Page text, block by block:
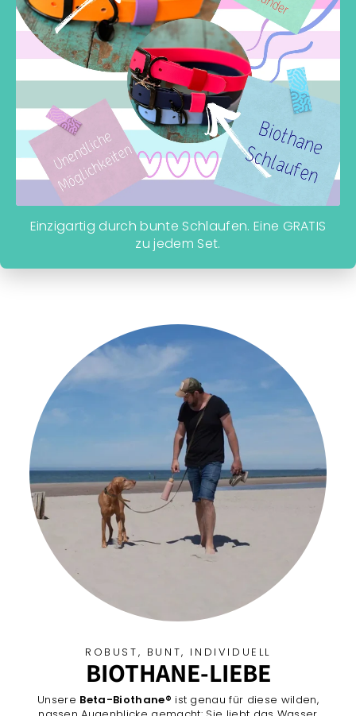
Einzigartig durch bunte Schlaufen. Eine GRATIS
zu jedem Set.
ROBUST, BUNT, INDIVIDUELL
BIOTHANE-LIEBE
Unsere Beta-Biothane® ist genau für diese wilden,